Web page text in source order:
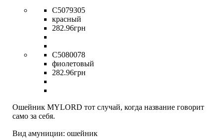
C5079305
красный
282.96грн
C5080078
фиолетовый
282.96грн
Ошейник MYLORD тот случай, когда название говорит
само за себя.
Вид амуниции: ошейник